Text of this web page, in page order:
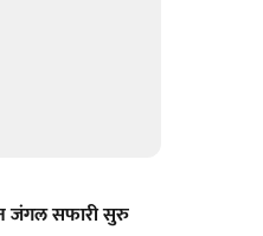
जंगल सफारी सुरु